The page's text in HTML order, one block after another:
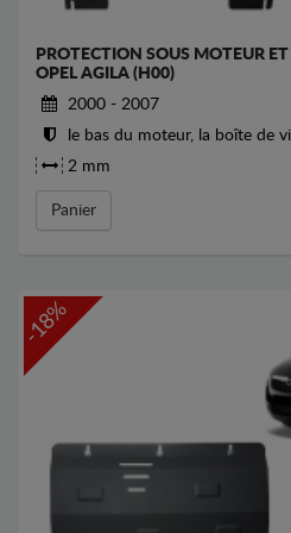
PROTECTION SOUS MOTEUR
OPEL AGILA (H00)
2000 - 2007
le bas du moteur, la boîte de
2 mm
Panier
-18%